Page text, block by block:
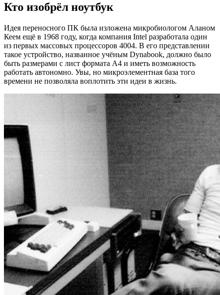
Кто изобрёл ноутбук
Идея переносного ПК была изложена микробиологом Аланом
Кеем ещё в 1968 году, когда компания Intel разработала один
из первых массовых процессоров 4004. В его представлении
такое устройство, названное учёным Dynabook, должно было
быть размерами с лист формата А4 и иметь возможность
работать автономно. Увы, но микроэлементная база того
времени не позволяла воплотить эти идеи в жизнь.